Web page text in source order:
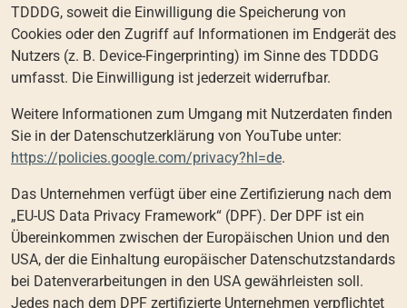
TDDDG, soweit die Einwilligung die Speicherung von
Cookies oder den Zugriff auf Informationen im Endgerät des
Nutzers (z. B. Device-Fingerprinting) im Sinne des TDDDG
umfasst. Die Einwilligung ist jederzeit widerrufbar.
Weitere Informationen zum Umgang mit Nutzerdaten finden
Sie in der Datenschutzerklärung von YouTube unter:
https://policies.google.com/privacy?hl=de.
Das Unternehmen verfügt über eine Zertifizierung nach dem
„EU-US Data Privacy Framework“ (DPF). Der DPF ist ein
Übereinkommen zwischen der Europäischen Union und den
USA, der die Einhaltung europäischer Datenschutzstandards
bei Datenverarbeitungen in den USA gewährleisten soll.
Jedes nach dem DPF zertifizierte Unternehmen verpflichtet